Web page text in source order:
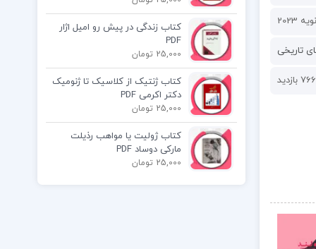
تاریخی
766 بازدید
کتاب زندگی در پیش رو امیل اژار
PDF
25,000 تومان
کتاب ژنتیک از کلاسیک تا ژنومیک
دکتر اکرمی PDF
25,000 تومان
کتاب ژولیت یا مواهب رذیلت
مارکی دوساد PDF
25,000 تومان